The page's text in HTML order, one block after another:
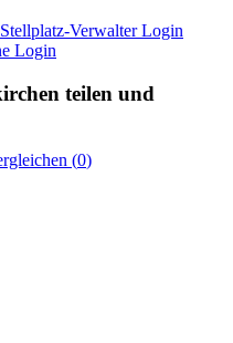
Verwalter Login
Login
teilen und
(0)